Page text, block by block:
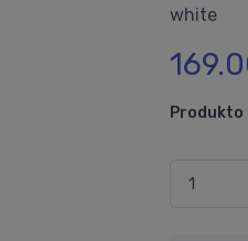
white
Produkto